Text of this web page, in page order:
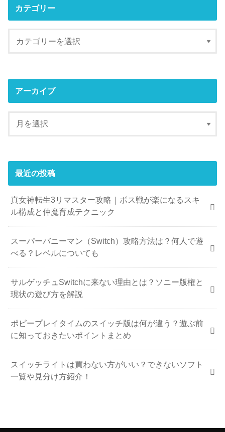
カテゴリー
アーカイブ
最近の投稿
真女神転生3リマスター攻略｜ボス戦が楽になるスキ
ル構成と仲魔育成テクニック
スーパーバニーマン（Switch）攻略方法は？何人で遊
べる？レベルについても
サルゲッチュSwitchに来ない理由とは？ソニー版権と
現状の遊び方を解説
ポピープレイタイムのスイッチ版は何が違う？遊ぶ前
に知っておきたいポイントまとめ
スイッチライトは買わない方がいい？できないソフト
一覧や見分け方紹介！